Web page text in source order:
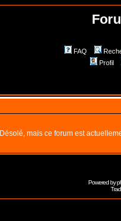
FAQ
Profil
Désolé, mais ce forum est
Powered by